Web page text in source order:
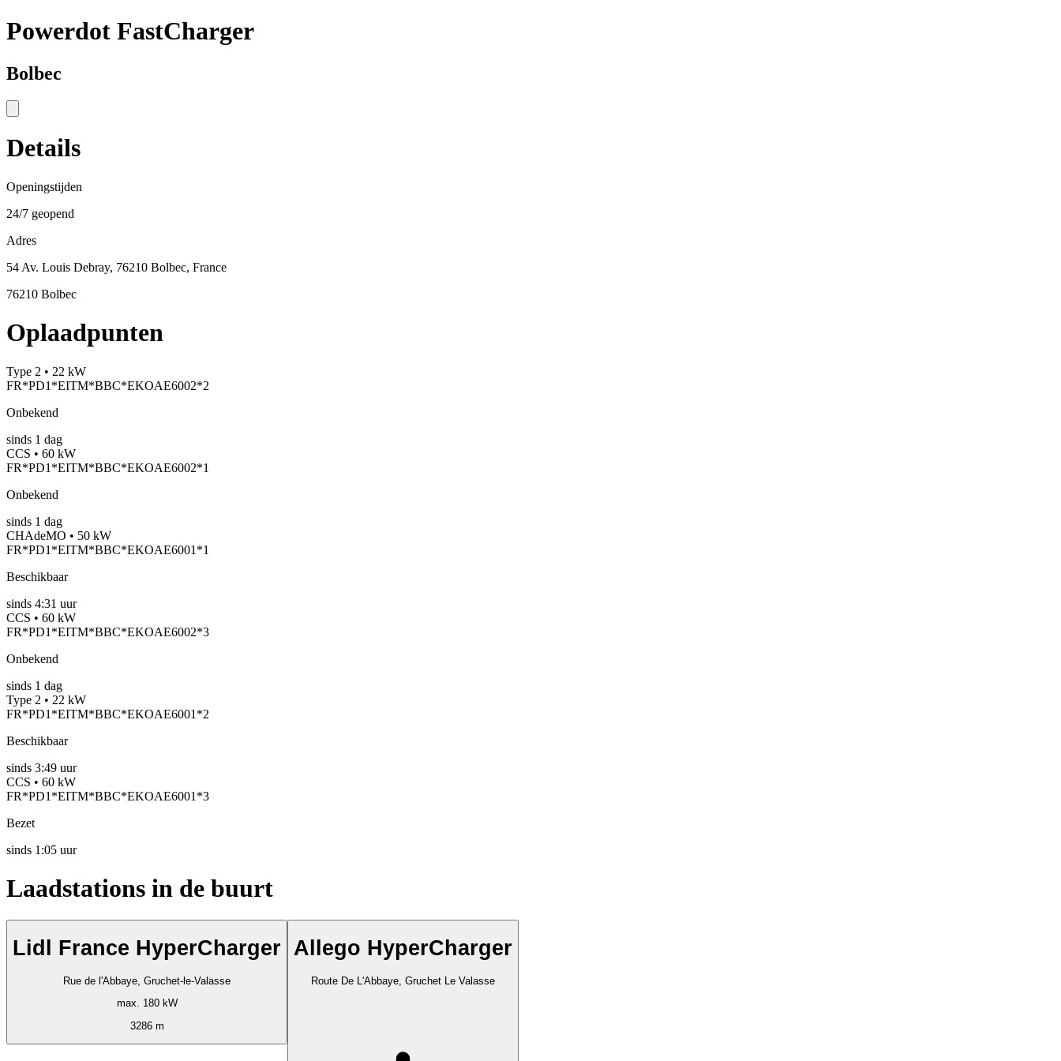
Powerdot FastCharger
Bolbec
Details
Openingstijden
24/7 geopend
Adres
54 Av. Louis Debray, 76210 Bolbec, France
76210 Bolbec
Oplaadpunten
Type 2 • 22 kW
FR*PD1*EITM*BBC*EKOAE6002*2
Onbekend
sinds 1 dag
CCS • 60 kW
FR*PD1*EITM*BBC*EKOAE6002*1
Onbekend
sinds 1 dag
CHAdeMO • 50 kW
FR*PD1*EITM*BBC*EKOAE6001*1
Beschikbaar
sinds 4:31 uur
CCS • 60 kW
FR*PD1*EITM*BBC*EKOAE6002*3
Onbekend
sinds 1 dag
Type 2 • 22 kW
FR*PD1*EITM*BBC*EKOAE6001*2
Beschikbaar
sinds 3:49 uur
CCS • 60 kW
FR*PD1*EITM*BBC*EKOAE6001*3
Bezet
sinds 1:05 uur
Laadstations in de buurt
Lidl France HyperCharger
Rue de l'Abbaye, Gruchet-le-Valasse
max. 180 kW
3286 m
Allego HyperCharger
Route De L'Abbaye, Gruchet Le Valasse